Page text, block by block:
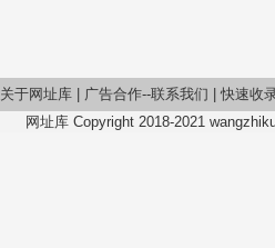
关于网址库 广告合作--联系我们
快速收
网址库 Copyright 2018-2021